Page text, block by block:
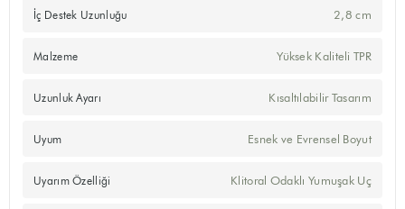
İç Destek Uzunluğu 2,8 cm
Malzeme Yüksek Kaliteli TPR
Uzunluk Ayarı Kısaltılabilir Tasarım
Uyum Esnek ve Evrensel Boyut
Uyarım Özelliği Klitoral Odaklı Yumuşak Uç